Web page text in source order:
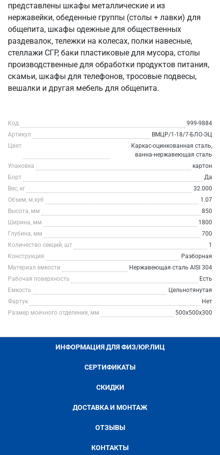
представлены шкафы металлические и из
нержавейки, обеденные группы (столы + лавки) для
общепита, шкафы одежные для общественных
раздевалок, тележки на колесах, полки навесные,
стеллажи СГР, баки пластиковые для мусора, столы
производственные для обработки продуктов питания,
скамьи, шкафы для телефонов, тросовые подвесы,
вешалки и другая мебель для общепита.
Код
999-9884
Артикул
ВМЦР/1-18/7-БЛО-ЭЦ
Цвет
Каркас-оцинкованная сталь,
ванна-нержавеющая сталь
Упаковка
картон
Борт
Да
Вес, кг
32.000
Объем, м.куб
1.07
Высота, мм
850
Ширина, мм
1800
Глубина, мм
700
Количество секций, шт
1
Конструкция
Разборная
Материал емкости
Нержавеющая сталь AISI 304
Рабочая поверхность
Есть
Емкость
Цельнотянутая
Фартук
Нет
Размер моечного отделения, мм
500х500х300
ИНФОРМАЦИЯ ДЛЯ ФИЗ/ЮР.ЛИЦ
СЕРТИФИКАТЫ
СКИДКИ
ДОСТАВКА И МОНТАЖ
ОТЗЫВЫ
КОНТАКТЫ